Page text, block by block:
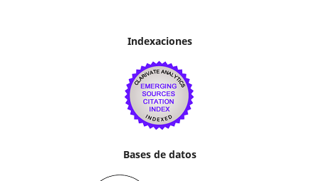
Indexaciones
Bases de datos